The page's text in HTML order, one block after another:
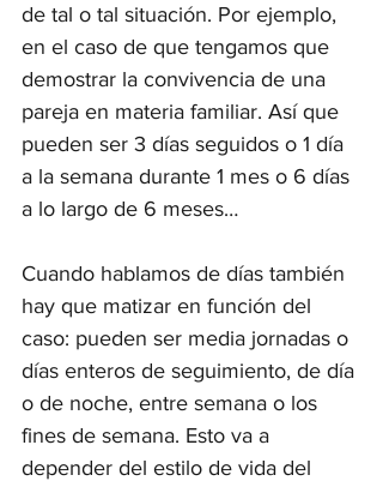
de tal o tal situación. Por ejemplo,
en el caso de que tengamos que
demostrar la convivencia de una
pareja en materia familiar. Así que
pueden ser 3 días seguidos o 1 día
a la semana durante 1 mes o 6 días
a lo largo de 6 meses…
Cuando hablamos de días también
hay que matizar en función del
caso: pueden ser media jornadas o
días enteros de seguimiento, de día
o de noche, entre semana o los
fines de semana. Esto va a
depender del estilo de vida del